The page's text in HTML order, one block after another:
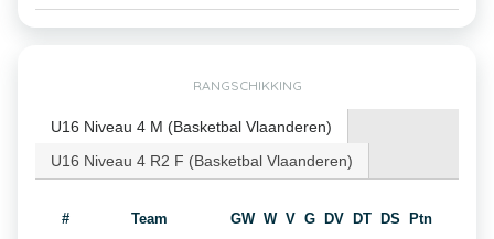
RANGSCHIKKING
U16 Niveau 4 M (Basketbal Vlaanderen)
U16 Niveau 4 R2 F (Basketbal Vlaanderen)
# Team GW W V G DV DT DS Ptn